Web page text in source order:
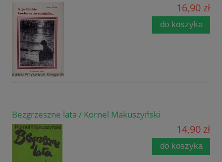
16,90 zł
do koszyka
Bezgrzeszne lata / Kornel Makuszyński
14,90 zł
do koszyka